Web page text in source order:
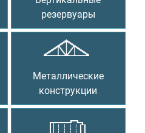
резервуары
Металлические
конструкции